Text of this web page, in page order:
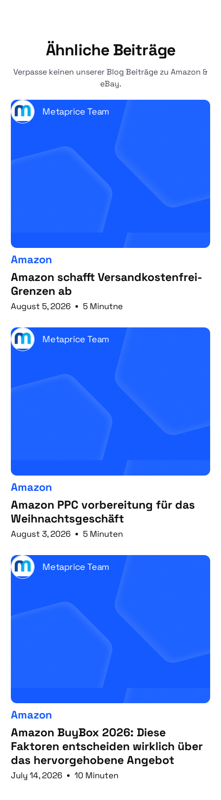
Ähnliche Beiträge
Verpasse keinen unserer Blog Beiträge zu Amazon &
eBay.
Metaprice Team
Amazon
Amazon schafft Versandkostenfrei-
Grenzen ab
August 5, 2026 5 Minutne
Metaprice Team
Amazon
Amazon PPC vorbereitung für das
Weihnachtsgeschäft
August 3, 2026 5 Minuten
Metaprice Team
Amazon
Amazon BuyBox 2026: Diese
Faktoren entscheiden wirklich über
das hervorgehobene Angebot
July 14, 2026 10 Minuten